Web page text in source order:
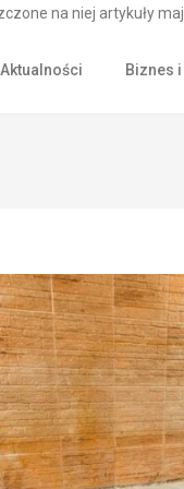
na niej artykuły
Aktualności Biznes